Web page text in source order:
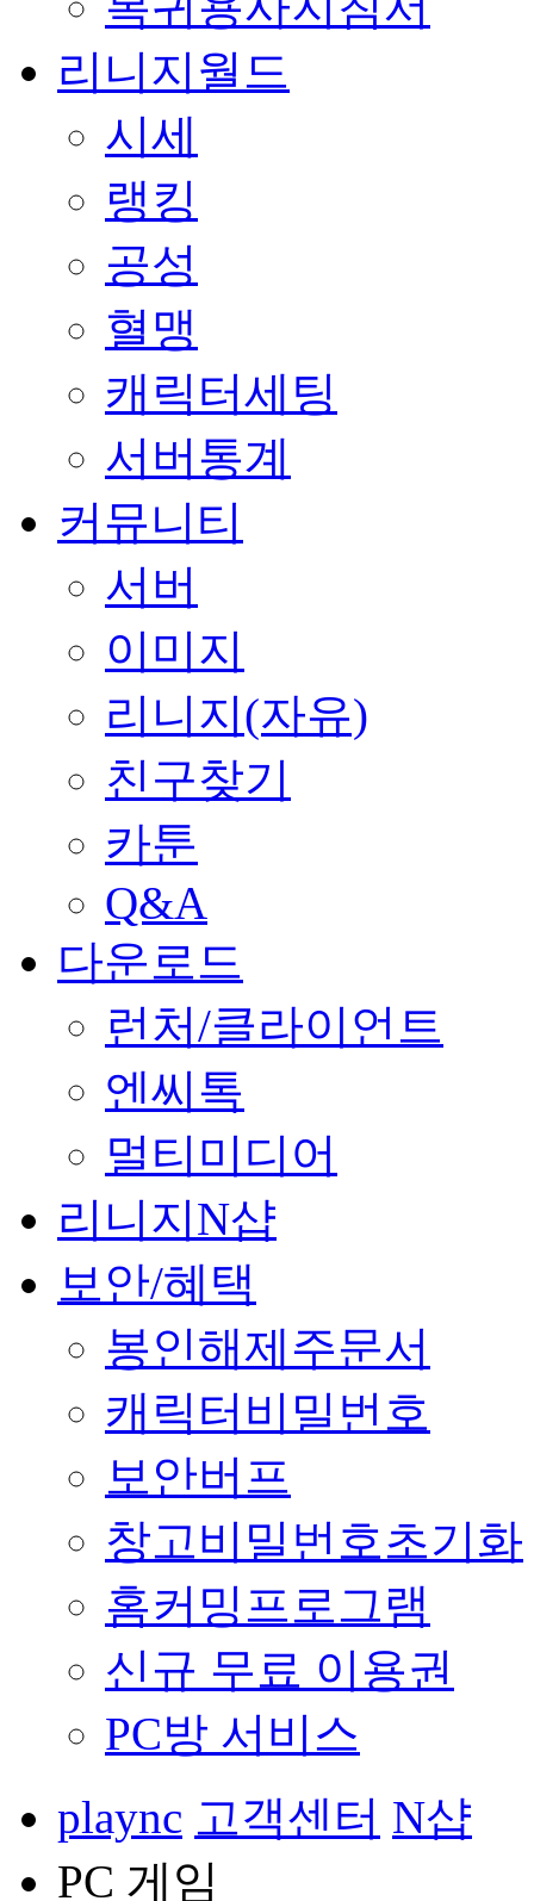
리니지월드
시세
랭킹
공성
혈맹
캐릭터세팅
서버통계
커뮤니티
서버
이미지
리니지(자유)
친구찾기
카툰
Q&A
다운로드
런처/클라이언트
엔씨톡
멀티미디어
리니지N샵
보안/혜택
봉인해제주문서
캐릭터비밀번호
보안버프
창고비밀번호초기화
홈커밍프로그램
신규 무료 이용권
PC방 서비스
plaync 고객센터 N샵
PC 게임